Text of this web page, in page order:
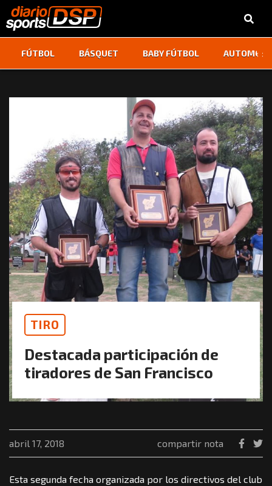
FÚTBOL BÁSQUET BABY FÚTBOL ‹ ›
TIRO
Destacada participación de
tiradores de San Francisco
abril 17, 2018 compartir nota
Esta segunda fecha organizada por los directivos del club